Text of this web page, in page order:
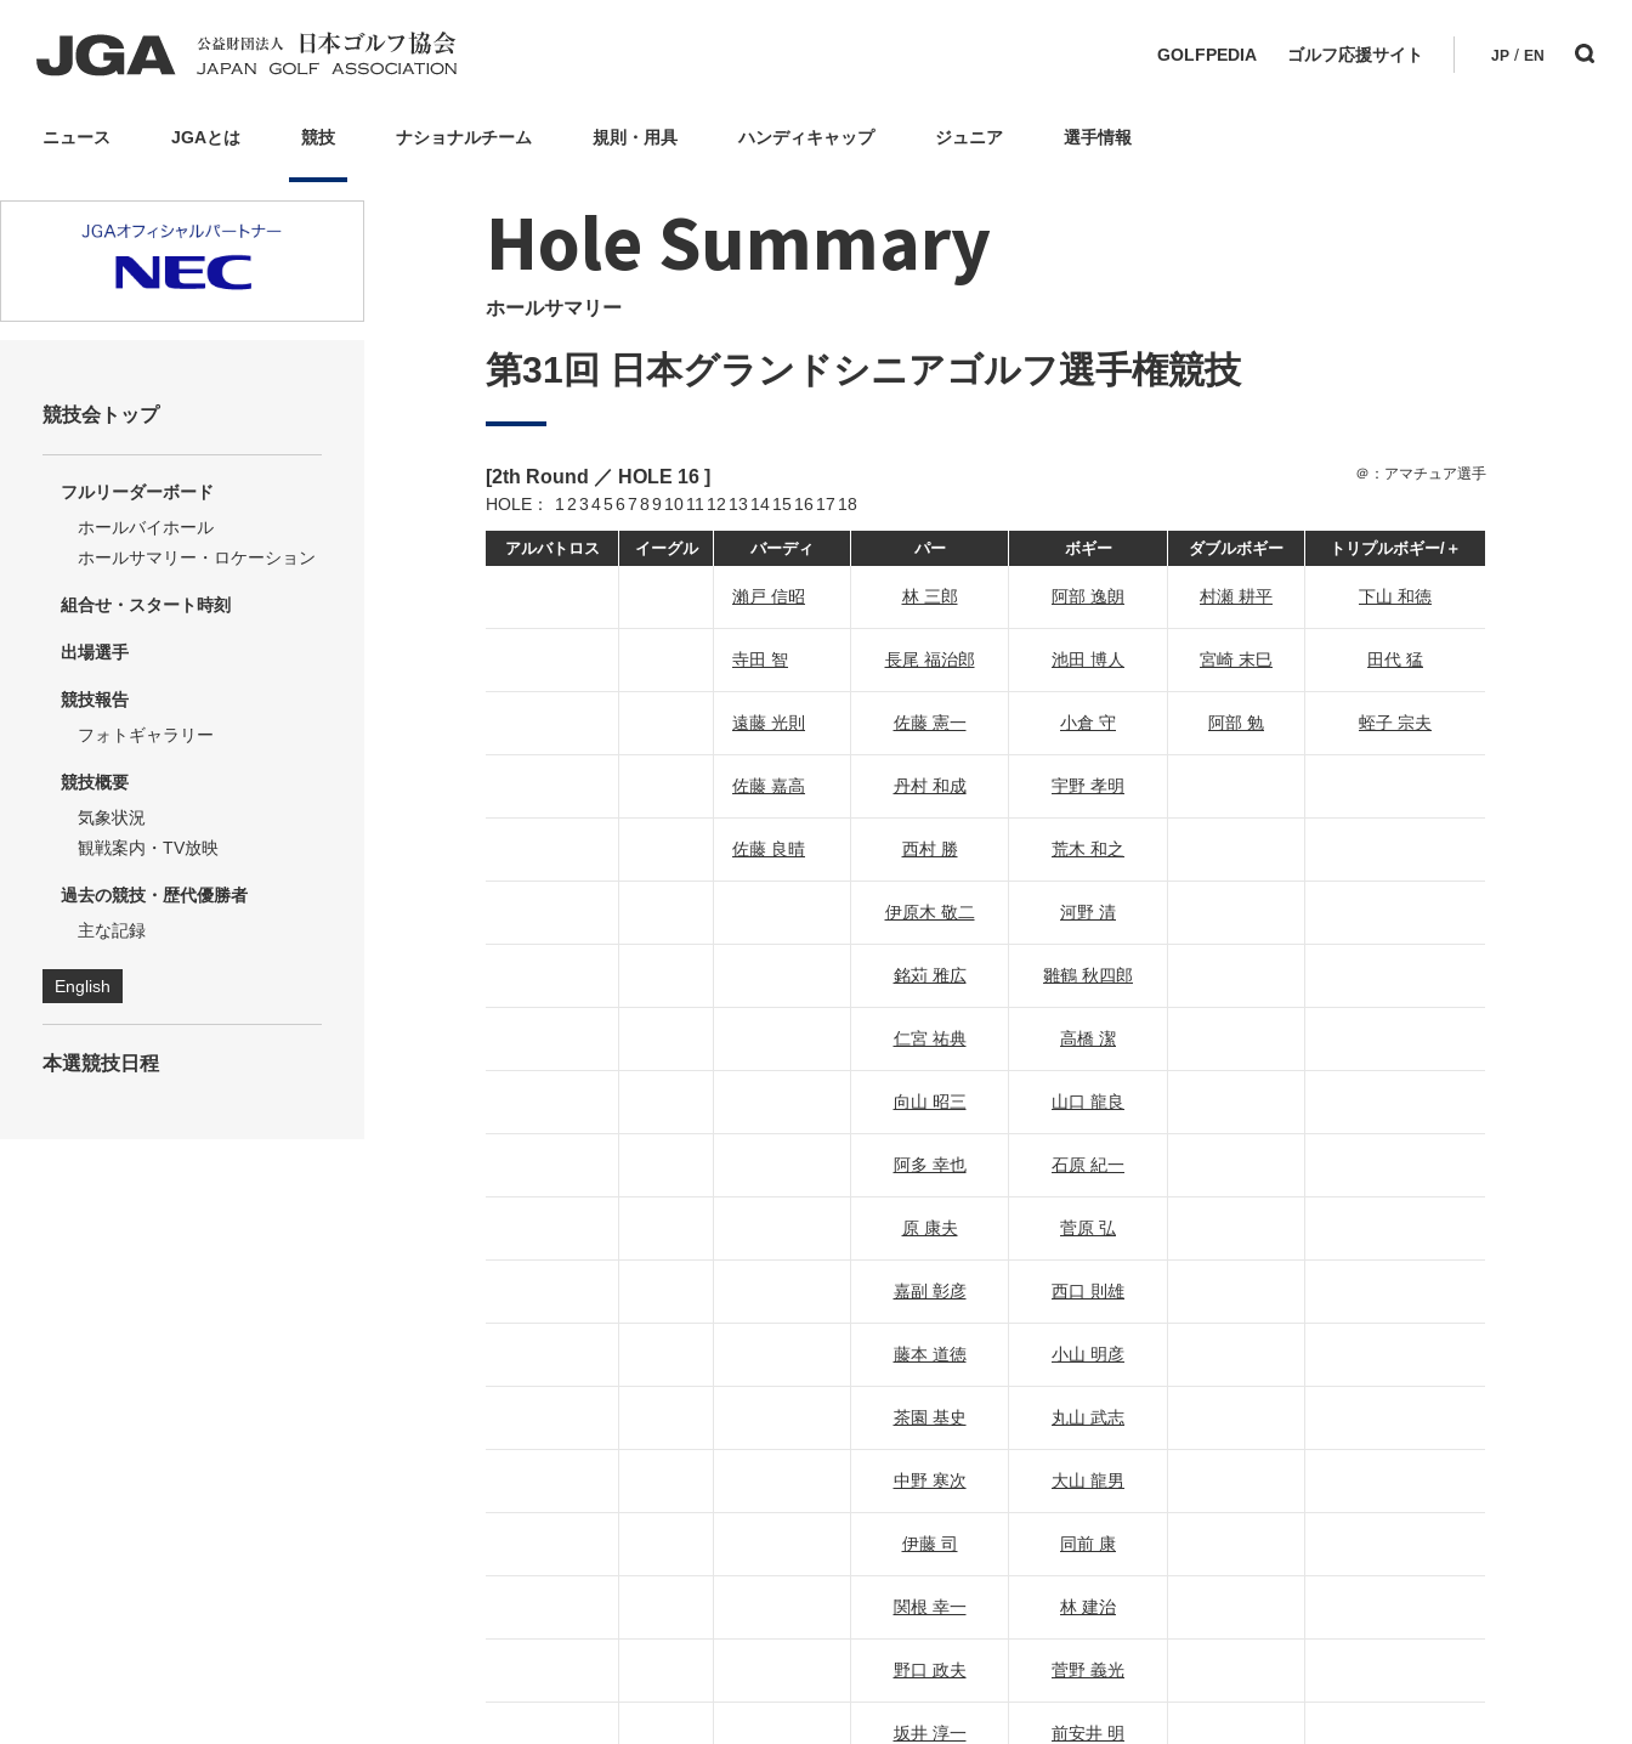
GOLFPEDIA ゴルフ応援サイト JP / EN
ニュース JGAとは 競技 ナショナルチーム 規則・用具 ハンディキャップ ジュニア 選手情報
Hole Summary
ホールサマリー
第31回 日本グランドシニアゴルフ選手権競技
[2th Round ／ HOLE 16 ]
HOLE 1 23456789 1011 12 13 141516 17 18
＠：アマチュア選手
アルバトロス イーグル バーディ パー ボギー ダブルボギー トリプルボギー/＋
瀨戸 信昭 林 三郎 阿部 逸朗 村瀬 耕平 下山 和徳
寺田 智 長尾 福治郎 池田 博人 宮崎 末巳 田代 猛
遠藤 光則 佐藤 憲一 小倉 守 阿部 勉 蛭子 宗夫
佐藤 嘉高 丹村 和成 宇野 孝明
佐藤 良晴 西村 勝 荒木 和之
伊原木 敬二 河野 清
銘苅 雅広 雛鶴 秋四郎
仁宮 祐典 高橋 潔
向山 昭三 山口 龍良
阿多 幸也 石原 紀一
原 康夫 菅原 弘
嘉副 彰彦 西口 則雄
藤本 道徳 小山 明彦
茶園 基史 丸山 武志
中野 寒次 大山 龍男
伊藤 司 同前 康
関根 幸一 林 建治
野口 政夫 菅野 義光
坂井 淳一 前安井 明
競技会トップ
フルリーダーボード
ホールバイホール
ホールサマリー・ロケーション
組合せ・スタート時刻
出場選手
競技報告
フォトギャラリー
競技概要
気象状況
観戦案内・TV放映
過去の競技・歴代優勝者
主な記録
English
本選競技日程